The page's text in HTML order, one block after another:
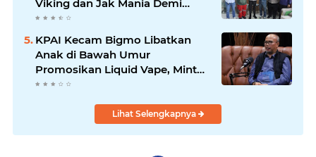
Viking dan Jak Mania Demi
Nobar Damai Piala Presiden
KPAI Kecam Bigmo Libatkan
Anak di Bawah Umur
Promosikan Liquid Vape, Minta
Aparat Bertindak Tegas
Lihat Selengkapnya